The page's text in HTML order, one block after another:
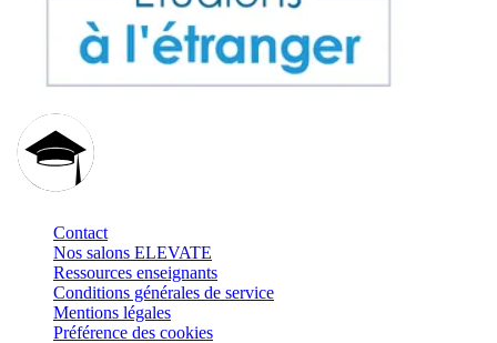
Contact
Nos salons ELEVATE
Ressources enseignants
Conditions générales de service
Mentions légales
Préférence des cookies